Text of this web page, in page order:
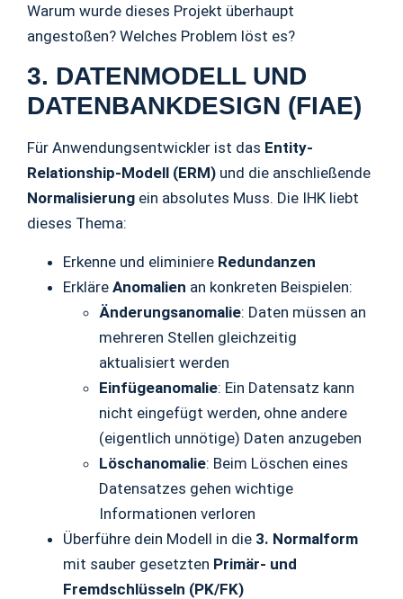
Warum wurde dieses Projekt überhaupt
angestoßen? Welches Problem löst es?
3. DATENMODELL UND
DATENBANKDESIGN (FIAE)
Für Anwendungsentwickler ist das Entity-
Relationship-Modell (ERM) und die anschließende
Normalisierung ein absolutes Muss. Die IHK liebt
dieses Thema:
Erkenne und eliminiere Redundanzen
Erkläre Anomalien an konkreten Beispielen:
Änderungsanomalie: Daten müssen an
mehreren Stellen gleichzeitig
aktualisiert werden
Einfügeanomalie: Ein Datensatz kann
nicht eingefügt werden, ohne andere
(eigentlich unnötige) Daten anzugeben
Löschanomalie: Beim Löschen eines
Datensatzes gehen wichtige
Informationen verloren
Überführe dein Modell in die 3. Normalform
mit sauber gesetzten Primär- und
Fremdschlüsseln (PK/FK)